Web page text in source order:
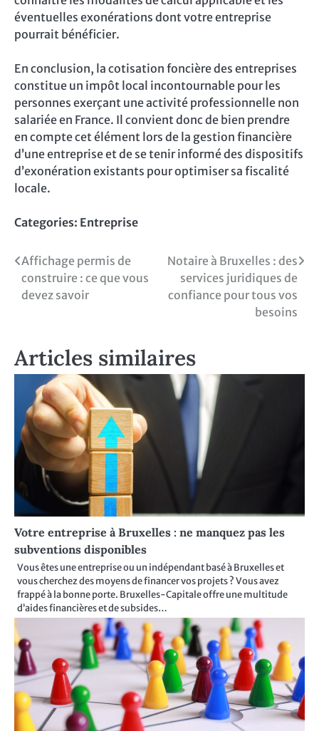
éventuelles exonérations dont votre entreprise
pourrait bénéficier.
En conclusion, la cotisation foncière des entreprises
constitue un impôt local incontournable pour les
personnes exerçant une activité professionnelle non
salariée en France. Il convient donc de bien prendre
en compte cet élément lors de la gestion financière
d’une entreprise et de se tenir informé des dispositifs
d’exonération existants pour optimiser sa fiscalité
locale.
Categories: Entreprise
Navigation
de
Affichage permis de
construire : ce que vous
devez savoir
Notaire à Bruxelles : des
services juridiques de
confiance pour tous vos
besoins
Articles similaires
Votre entreprise à Bruxelles : ne manquez pas les
subventions disponibles
Vous êtes une entreprise ou un indépendant basé à Bruxelles et
vous cherchez des moyens de financer vos projets ? Vous avez
frappé à la bonne porte. Bruxelles-Capitale offre une multitude
d’aides financières et de subsides…